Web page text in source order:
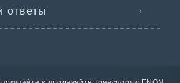
ответы